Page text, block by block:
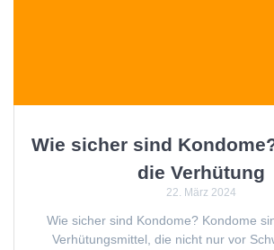
Wie sicher sind
die Verhütung
22. März 2024
Wie sicher sind Kondome? Kondome
Verhütungsmittel, die nicht nur vor